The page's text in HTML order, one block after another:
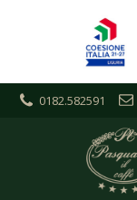
0182.582591